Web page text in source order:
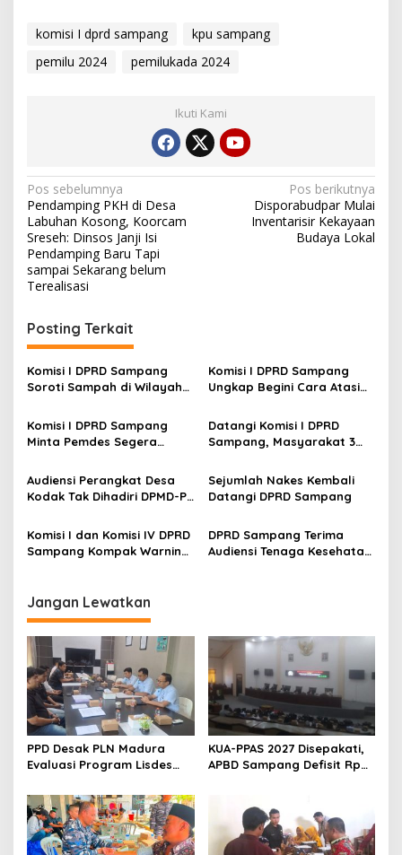
komisi I dprd sampang
kpu sampang
pemilu 2024
pemilukada 2024
Ikuti Kami
Navigasi
pos
Pos sebelumnya
Pendamping PKH di Desa
Labuhan Kosong, Koorcam
Sreseh: Dinsos Janji Isi
Pendamping Baru Tapi
sampai Sekarang belum
Terealisasi
Pos berikutnya
Disporabudpar Mulai
Inventarisir Kekayaan
Budaya Lokal
Posting Terkait
Komisi I DPRD Sampang
Soroti Sampah di Wilayah
Komisi I DPRD Sampang
Ungkap Begini Cara Atasi
II yang Tak Bisa Cair
Komisi I DPRD Sampang
Minta Pemdes Segera
BUMDes
Datangi Komisi I DPRD
Sampang, Masyarakat 3
Warga Pajeruan-
Palenggian-Komis
Audiensi Perangkat Desa
Kodak Tak Dihadiri DPMD-Pj
DPRD Sampang
Sejumlah Nakes Kembali
Datangi DPRD Sampang
Komisi I dan Komisi IV DPRD
Sampang Kompak Warning
DPRD Sampang Terima
Audiensi Tenaga Kesehatan,
Jangan Lewatkan
PPD Desak PLN Madura
Evaluasi Program Lisdes
KUA-PPAS 2027 Disepakati,
APBD Sampang Defisit Rp